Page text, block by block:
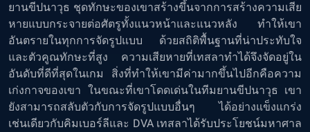
ยานขีปนาวุธ ชุดทักษะของเขาสร้างขึ้นจากการสร้างความเสีย
หายแบบกระจายต่อศัตรูทั้งแนวหน้าและแนวหลัง ทำให้เขา
อันตรายในทุกการจัดรูปแบบ ด้วยสถิติพื้นฐานที่น่าประทับใจ
และตัวคูณทักษะที่สูง ความเสียหายที่เทสลาทำได้จึงจัดอยู่ใน
อันดับที่ดีที่สุดในเกม สิ่งที่ทำให้เขามีค่ามากขึ้นไปอีกคือความ
เก่งกาจของเขา ในขณะที่เขาโดดเด่นในทีมยานขีปนาวุธ เขา
ยังสามารถสลับตัวกับการจัดรูปแบบอื่นๆ ได้อย่างแข็งแกร่ง
เช่นเดียวกับคิมเบอร์ลีและ DVA เทสลาได้รับประโยชน์มหาศาล